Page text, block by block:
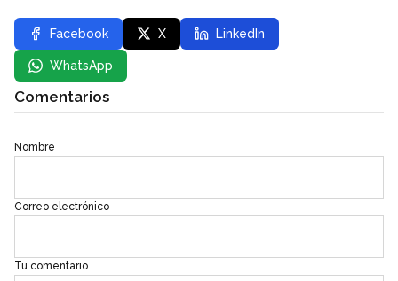
Facebook X LinkedIn
WhatsApp
Comentarios
Nombre
Correo electrónico
Tu comentario